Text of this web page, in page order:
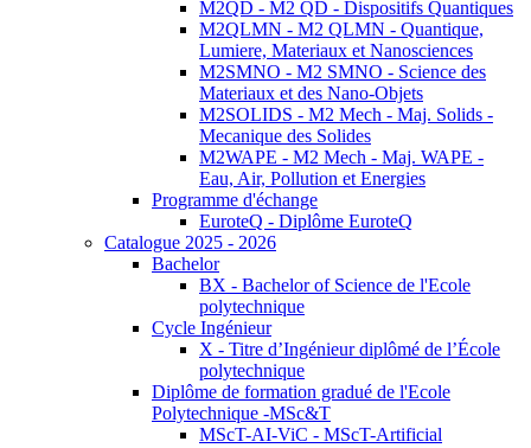
M2QD - M2 QD - Dispositifs Quantiques
M2QLMN - M2 QLMN - Quantique,
Lumiere, Materiaux et Nanosciences
M2SMNO - M2 SMNO - Science des
Materiaux et des Nano-Objets
M2SOLIDS - M2 Mech - Maj. Solids -
Mecanique des Solides
M2WAPE - M2 Mech - Maj. WAPE -
Eau, Air, Pollution et Energies
Programme d'échange
EuroteQ - Diplôme EuroteQ
Catalogue 2025 - 2026
Bachelor
BX - Bachelor of Science de l'Ecole
polytechnique
Cycle Ingénieur
X - Titre d’Ingénieur diplômé de l’École
polytechnique
Diplôme de formation gradué de l'Ecole
Polytechnique -MSc&T
MScT-AI-ViC - MScT-Artificial